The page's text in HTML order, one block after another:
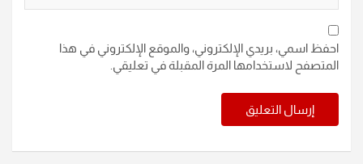
احفظ اسمي، بريدي الإلكتروني، والموقع الإلكتروني في هذا
المتصفح لاستخدامها المرة المقبلة في تعليقي.